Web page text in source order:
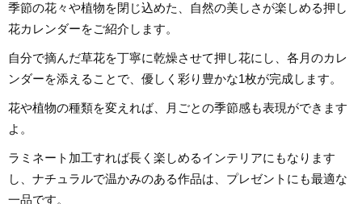
季節の花々や植物を閉じ込めた、自然の美しさが楽しめる押し
花カレンダーをご紹介します。
自分で摘んだ草花を丁寧に乾燥させて押し花にし、各月のカレ
ンダーを添えることで、優しく彩り豊かな1枚が完成します。
花や植物の種類を変えれば、月ごとの季節感も表現ができます
よ。
ラミネート加工すれば長く楽しめるインテリアにもなります
し、ナチュラルで温かみのある作品は、プレゼントにも最適な
一品です。